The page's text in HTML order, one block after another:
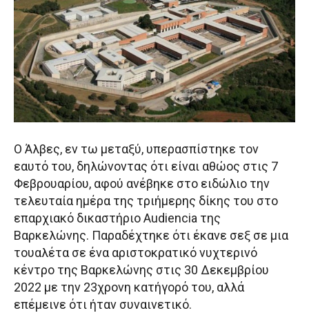
Ο Άλβες, εν τω μεταξύ, υπερασπίστηκε τον
εαυτό του, δηλώνοντας ότι είναι αθώος στις 7
Φεβρουαρίου, αφού ανέβηκε στο ειδώλιο την
τελευταία ημέρα της τριήμερης δίκης του στο
επαρχιακό δικαστήριο Audiencia της
Βαρκελώνης. Παραδέχτηκε ότι έκανε σεξ σε μια
τουαλέτα σε ένα αριστοκρατικό νυχτερινό
κέντρο της Βαρκελώνης στις 30 Δεκεμβρίου
2022 με την 23χρονη κατήγορό του, αλλά
επέμεινε ότι ήταν συναινετικό.